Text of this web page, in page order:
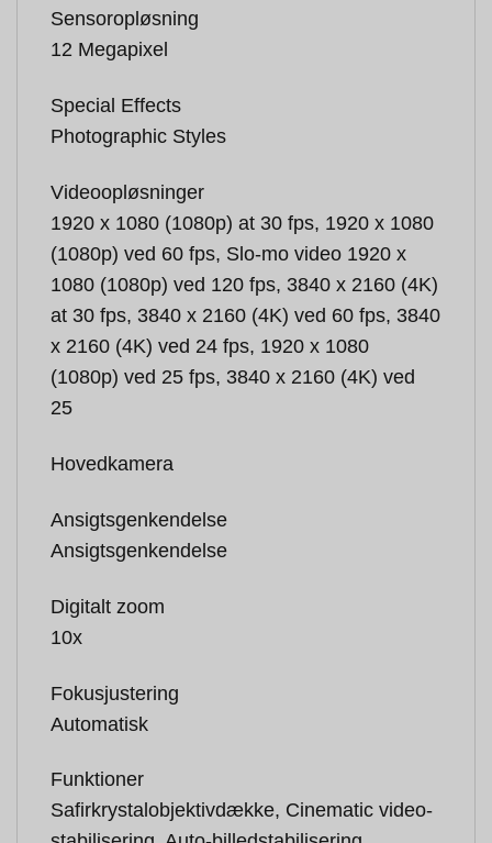
Sensoropløsning
12 Megapixel
Special Effects
Photographic Styles
Videoopløsninger
1920 x 1080 (1080p) at 30 fps, 1920 x 1080
(1080p) ved 60 fps, Slo-mo video 1920 x
1080 (1080p) ved 120 fps, 3840 x 2160 (4K)
at 30 fps, 3840 x 2160 (4K) ved 60 fps, 3840
x 2160 (4K) ved 24 fps, 1920 x 1080
(1080p) ved 25 fps, 3840 x 2160 (4K) ved
25
Hovedkamera
Ansigtsgenkendelse
Ansigtsgenkendelse
Digitalt zoom
10x
Fokusjustering
Automatisk
Funktioner
Safirkrystalobjektivdække, Cinematic video-